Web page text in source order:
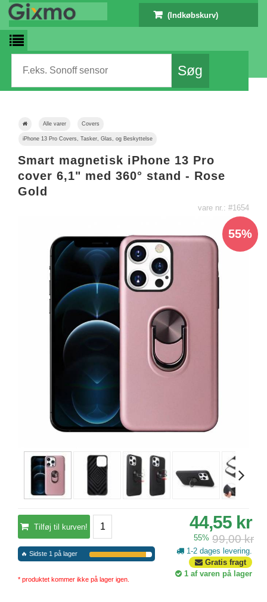
(Indkøbskurv)
Alle varer Covers
iPhone 13 Pro Covers, Tasker, Glas, og Beskyttelse
Smart magnetisk iPhone 13 Pro
cover 6,1" med 360° stand - Rose
Gold
vare nr.: #1654
55%
Tilføj til kurven! 44,55 kr
99,00 kr
55%
1-2 dages levering.
Gratis fragt
1af varen på lager
🔥 Sidste 1 på lager
* produktet kommer ikke på lager igen.